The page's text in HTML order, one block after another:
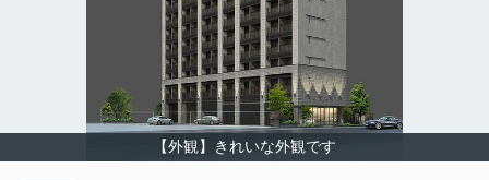
【外観】きれいな外観です